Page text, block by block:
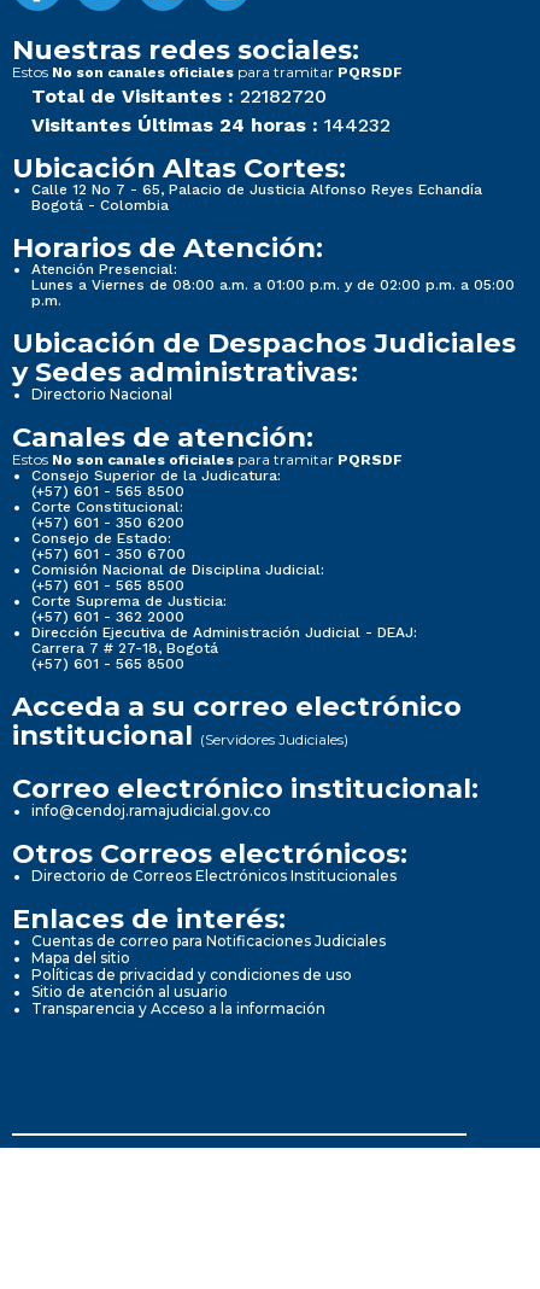
Nuestras redes sociales:
Estos No son canales oficiales para tramitar PQRSDF
Total de Visitantes : 22182720
Visitantes Últimas 24 horas : 144232
Ubicación Altas Cortes:
Calle 12 No 7 - 65, Palacio de Justicia Alfonso Reyes Echandía
Bogotá - Colombia
Horarios de Atención:
Atención Presencial:
Lunes a Viernes de 08:00 a.m. a 01:00 p.m. y de 02:00 p.m. a 05:00
p.m.
Ubicación de Despachos Judiciales
y Sedes administrativas:
Directorio Nacional
Canales de atención:
Estos No son canales oficiales para tramitar PQRSDF
Consejo Superior de la Judicatura:
(+57) 601 - 565 8500
Corte Constitucional:
(+57) 601 - 350 6200
Consejo de Estado:
(+57) 601 - 350 6700
Comisión Nacional de Disciplina Judicial:
(+57) 601 - 565 8500
Corte Suprema de Justicia:
(+57) 601 - 362 2000
Dirección Ejecutiva de Administración Judicial - DEAJ:
Carrera 7 # 27-18, Bogotá
(+57) 601 - 565 8500
Acceda a su correo electrónico
institucional (Servidores Judiciales)
Correo electrónico institucional:
info@cendoj.ramajudicial.gov.co
Otros Correos electrónicos:
Directorio de Correos Electrónicos Institucionales
Enlaces de interés:
Cuentas de correo para Notificaciones Judiciales
Mapa del sitio
Políticas de privacidad y condiciones de uso
Sitio de atención al usuario
Transparencia y Acceso a la información